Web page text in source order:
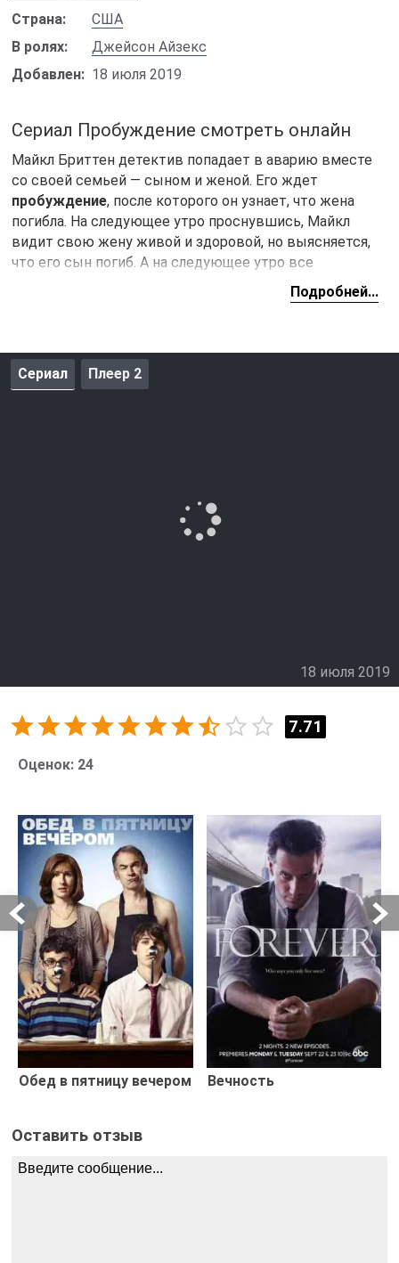
Страна:
США
В ролях:
Джейсон Айзекс
Добавлен: 18 июля 2019
Сериал Пробуждение смотреть онлайн
Майкл Бриттен детектив попадает в аварию вместе
со своей семьей — сыном и женой. Его ждет
пробуждение, после которого он узнает, что жена
погибла. На следующее утро проснувшись, Майкл
видит свою жену живой и здоровой, но выясняется,
что его сын погиб. А на следующее утро все
повторяется — жена погибла, а сын жив. Главному
герою приходится жить по сути в двух реальностях,
всей этой ситуации.
Подробней...
Сериал Плеер 2
18 июля 2019
7.71
Оценок: 24
Обед в пятницу вечером Вечность
Оставить отзыв